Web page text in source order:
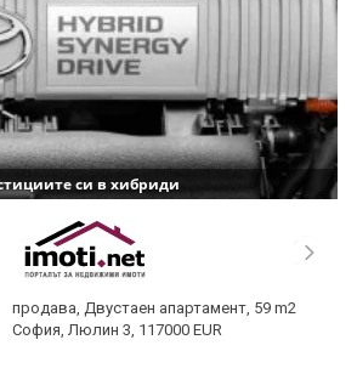
си в хибриди
продава, Двустаен апартамент, 59 m2
София, Люлин 3, 117000 EUR